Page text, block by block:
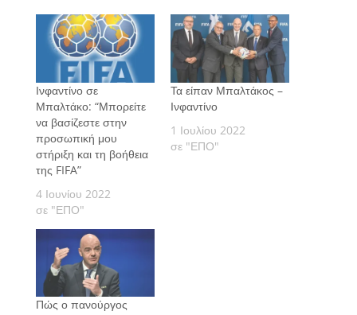
Ινφαντίνο σε
Μπαλτάκο: “Μπορείτε
να βασίζεστε στην
προσωπική μου
στήριξη και τη βοήθεια
της FIFA”
4 Ιουνίου 2022
σε "ΕΠΟ"
Τα είπαν Μπαλτάκος –
Ινφαντίνο
1 Ιουλίου 2022
σε "ΕΠΟ"
Πώς ο πανούργος